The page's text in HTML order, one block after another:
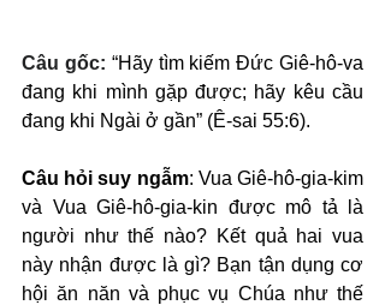
Câu gốc: “Hãy tìm kiếm Đức Giê-hô-va
đang khi mình gặp được; hãy kêu cầu
đang khi Ngài ở gần” (Ê-sai 55:6).
Câu hỏi suy ngẫm: Vua Giê-hô-gia-kim
và Vua Giê-hô-gia-kin được mô tả là
người như thế nào? Kết quả hai vua
này nhận được là gì? Bạn tận dụng cơ
hội ăn năn và phục vụ Chúa như thế